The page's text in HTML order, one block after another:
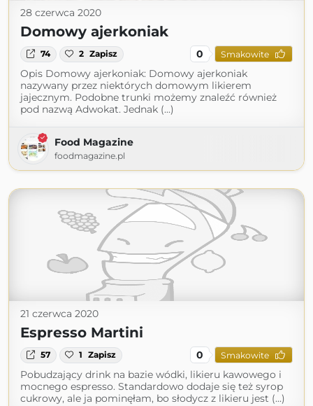
28 czerwca 2020
Domowy ajerkoniak
74 2 Zapisz 0 Smakowite
Opis Domowy ajerkoniak: Domowy ajerkoniak
nazywany przez niektórych domowym likierem
jajecznym. Podobne trunki możemy znaleźć również
pod nazwą Adwokat. Jednak (...)
Food Magazine
foodmagazine.pl
21 czerwca 2020
Espresso Martini
57 1 Zapisz 0 Smakowite
Pobudzający drink na bazie wódki, likieru kawowego i
mocnego espresso. Standardowo dodaje się też syrop
cukrowy, ale ja pominęłam, bo słodycz z likieru jest (...)